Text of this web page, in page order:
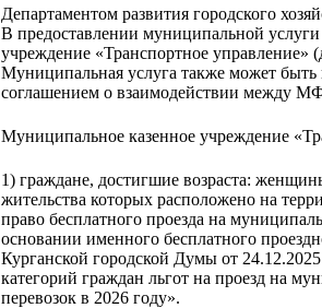
Департаментом развития городского
В предоставлении муниципальной
учреждение «Транспортное управление»
Муниципальная услуга также может
соглашением о взаимодействии между
Муниципальное казенное учреждение
1) граждане, достигшие возраста:
жительства которых расположено на
право бесплатного проезда на
основании именного бесплатного
Курганской городской Думы от
категорий граждан льгот на проезд на
перевозок в 2026 году».